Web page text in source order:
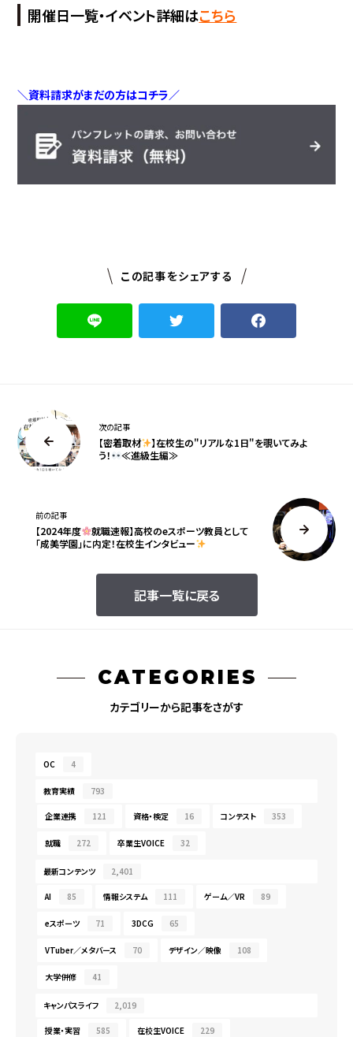
開催日一覧・イベント詳細はこちら
＼資料請求がまだの方はコチラ／
この記事をシェアする
次の記事
【密着取材
】在校生の"リアルな1日"を覗いてみよ
う！
≪進級生編≫
記事一覧に戻る
前の記事
【2024年度
就職速報】高校のeスポーツ教員として
「成美学園」に内定！在校生インタビュー
CATEGORIES
カテゴリーから記事をさがす
OC 4
教育実績 793
企業連携 121 資格・検定 16 コンテスト 353
就職 272 卒業生VOICE 32
最新コンテンツ 2,401
AI 85 情報システム 111 ゲーム／VR 89
eスポーツ 71 3DCG 65
VTuber／メタバース 70 デザイン／映像 108
大学併修 41
キャンパスライフ 2,019
授業・実習 585 在校生VOICE 229